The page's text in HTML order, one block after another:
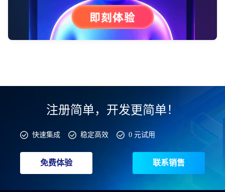
注册简单，开发更简单！
快速集成 稳定高效 0 元试用
免费体验 联系销售